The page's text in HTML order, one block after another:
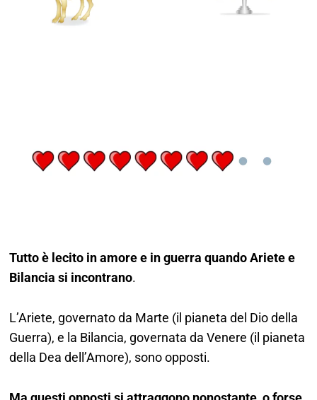
Tutto è lecito in amore e in guerra quando Ariete e
Bilancia si incontrano.
L’Ariete, governato da Marte (il pianeta del Dio della
Guerra), e la Bilancia, governata da Venere (il pianeta
della Dea dell’Amore), sono opposti.